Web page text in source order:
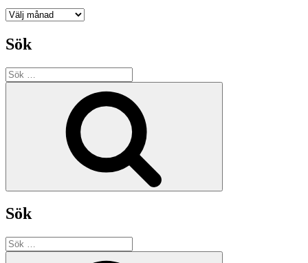
Nyhetsarkiv
Sök
Sök
efter:
Sök
Sök
efter: